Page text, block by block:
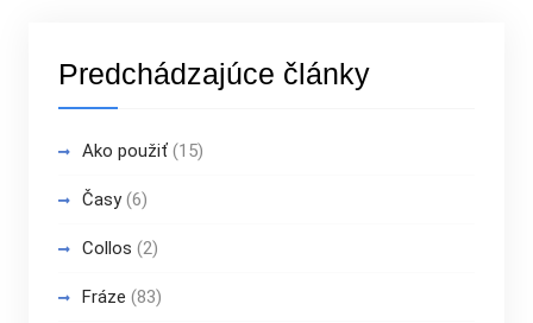
Predchádzajúce články
Ako použiť(15)
Časy(6)
Collos (2)
Fráze (83)